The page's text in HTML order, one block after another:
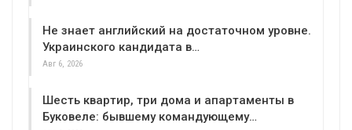
Не знает английский на достаточном уровне.
Украинского кандидата в…
Авг 6, 2026
Шесть квартир, три дома и апартаменты в
Буковеле: бывшему командующему…